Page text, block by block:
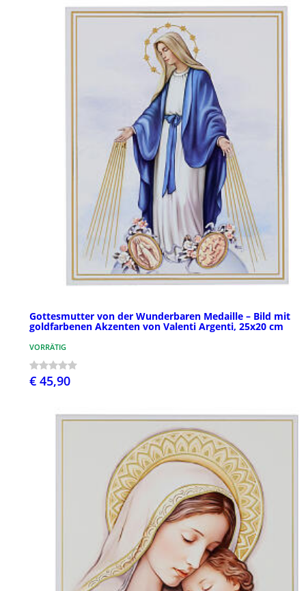
Gottesmutter von der Wunderbaren Medaille – Bild mit
goldfarbenen Akzenten von Valenti Argenti, 25x20 cm
VORRÄTIG
€ 45,90